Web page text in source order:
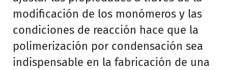
modificación de los monómeros y las
condiciones de reacción hace que la
polimerización por condensación sea
indispensable en la fabricación de una